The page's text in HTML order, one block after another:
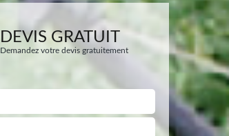
DEVIS GRATUIT
Demandez votre devis gratuitement